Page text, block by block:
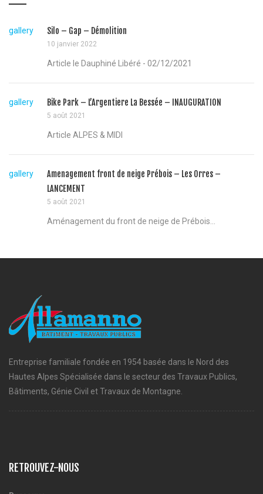
gallery Silo – Gap – Démolition
10 janvier 2022
Article le Dauphiné Libéré - 02/12/2021
gallery Bike Park – L’Argentiere La Bessée – INAUGURATION
5 août 2021
Article ALPES & MIDI
gallery
Amenagement front de neige Prébois – Les Orres –
LANCEMENT
5 août 2021
Aménagement du front de neige de Prébois...
Entreprise familiale fondée en 1954 basée dans le Nord des
Hautes Alpes Spécialisée dans le secteur des Travaux Publics,
Bâtiments, Génie Civil et Travaux de Montagne.
RETROUVEZ-NOUS